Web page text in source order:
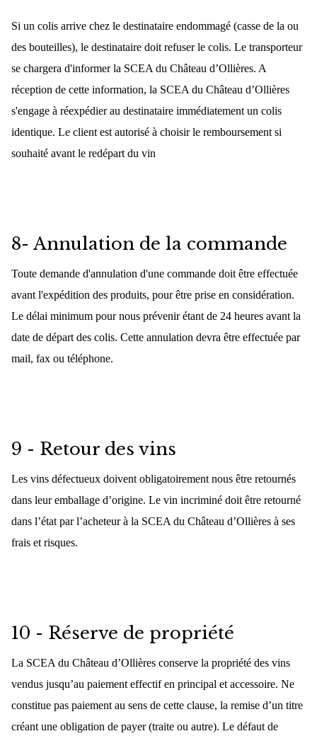
Si un colis arrive chez le destinataire endommagé (casse de la ou
des bouteilles), le destinataire doit refuser le colis. Le transporteur
se chargera d'informer la SCEA du Château d’Ollières. A
réception de cette information, la SCEA du Château d’Ollières
s'engage à réexpédier au destinataire immédiatement un colis
identique. Le client est autorisé à choisir le remboursement si
souhaité avant le redépart du vin
8- Annulation de la commande
Toute demande d'annulation d'une commande doit être effectuée
avant l'expédition des produits, pour être prise en considération.
Le délai minimum pour nous prévenir étant de 24 heures avant la
date de départ des colis. Cette annulation devra être effectuée par
mail, fax ou téléphone.
9 - Retour des vins
Les vins défectueux doivent obligatoirement nous être retournés
dans leur emballage d’origine. Le vin incriminé doit être retourné
dans l’état par l’acheteur à la SCEA du Château d’Ollières à ses
frais et risques.
10 - Réserve de propriété
La SCEA du Château d’Ollières conserve la propriété des vins
vendus jusqu’au paiement effectif en principal et accessoire. Ne
constitue pas paiement au sens de cette clause, la remise d’un titre
créant une obligation de payer (traite ou autre). Le défaut de